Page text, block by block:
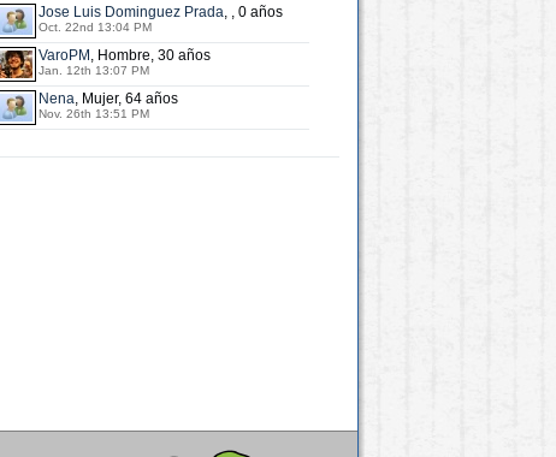
Jose Luis Dominguez Prada, , 0 años
Oct. 22nd 13:04 PM
VaroPM , Hombre, 30 años
Jan. 12th 13:07 PM
Nena, Mujer, 64 años
Nov. 26th 13:51 PM